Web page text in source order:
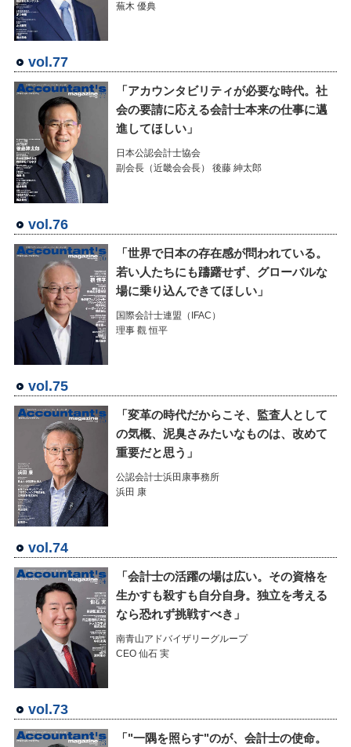
蕪木 優典
vol.77
「アカウンタビリティが必要な時代。社
会の要請に応える会計士本来の仕事に邁
進してほしい」
日本公認会計士協会
副会長（近畿会会長） 後藤 紳太郎
vol.76
「世界で日本の存在感が問われている。
若い人たちにも躊躇せず、グローバルな
場に乗り込んできてほしい」
国際会計士連盟（IFAC）
理事 觀 恒平
vol.75
「変革の時代だからこそ、監査人として
の気概、泥臭さみたいなものは、改めて
重要だと思う」
公認会計士浜田康事務所
浜田 康
vol.74
「会計士の活躍の場は広い。その資格を
生かすも殺すも自分自身。独立を考える
なら恐れず挑戦すべき」
南青山アドバイザリーグループ
CEO 仙石 実
vol.73
「"一隅を照らす"のが、会計士の使命。